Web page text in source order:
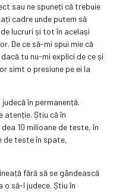
sau ne spuneți că trebuie
cadre unde putem să
lucruri și tot în același
De ce să-mi spui mie că
tu nu-mi explici de ce și
simt o presiune pe ei la
în permanență.
atenție. Știu că în
10 milioane de teste, în
de teste în spate,
fără să se gândească
o să-l judece. Știu în